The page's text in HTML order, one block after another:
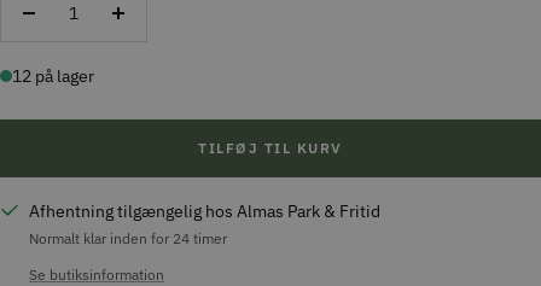
Reducer
Forøg
12 på lager
TILFØJ TIL KURV
Afhentning tilgængelig hos Almas Park & Fritid
Normalt klar inden for 24 timer
Se butiksinformation